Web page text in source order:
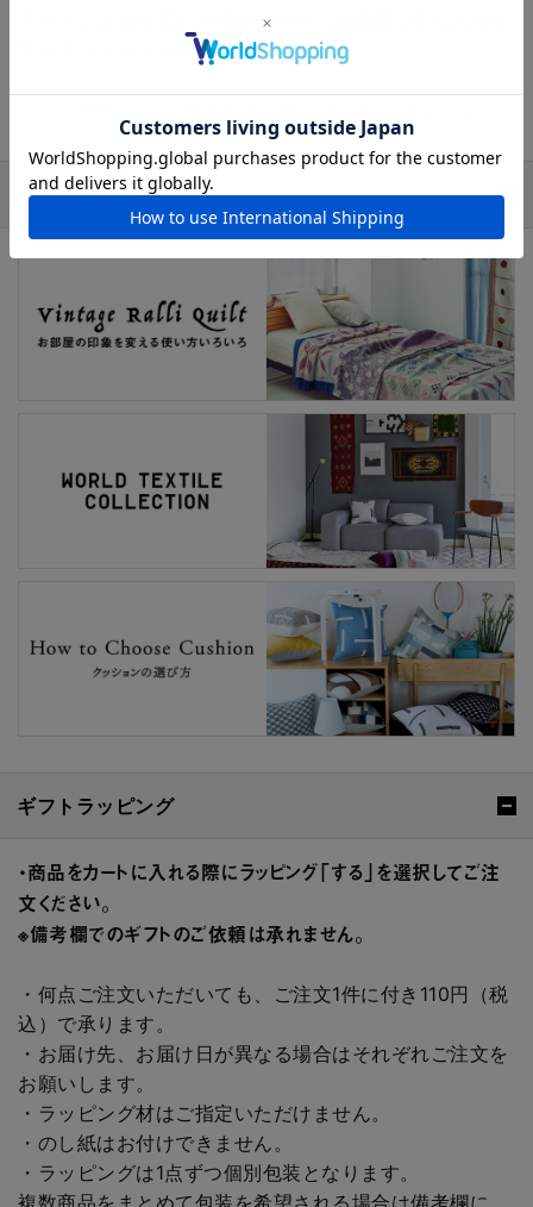
デザインは落ち着いた印象なので、お部屋に取り入れや
すいクッションカバーです。
おすすめの特集
ギフトラッピング
・商品をカートに入れる際にラッピング「する」を選択してご注
文ください。
※備考欄でのギフトのご依頼は承れません。
・何点ご注文いただいても、ご注文1件に付き110円（税
込）で承ります。
・お届け先、お届け日が異なる場合はそれぞれご注文を
お願いします。
・ラッピング材はご指定いただけません。
・のし紙はお付けできません。
・ラッピングは1点ずつ個別包装となります。